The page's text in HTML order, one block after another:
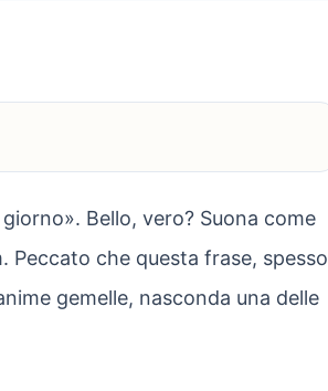
Bello, vero? Suona come
Peccato che questa frase, spesso
gemelle, nasconda una delle